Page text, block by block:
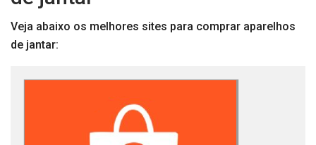
Veja abaixo os melhores sites para comprar aparelhos
de jantar: